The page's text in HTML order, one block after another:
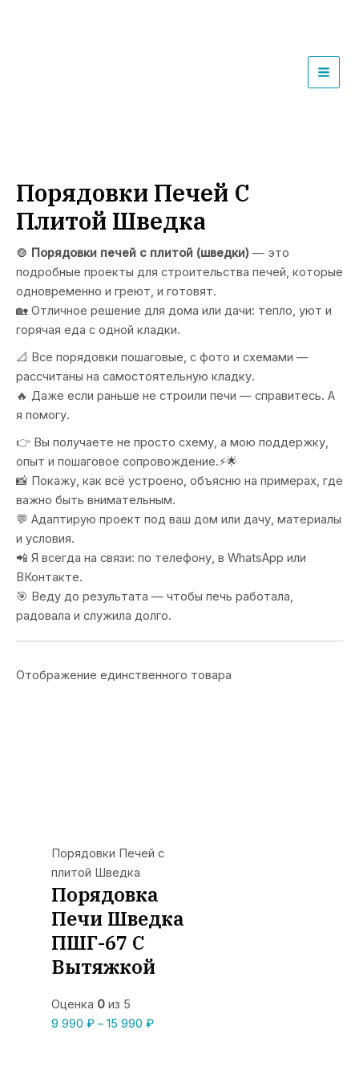
Порядовки Печей С
Плитой Шведка
🍲 Порядовки печей с плитой (шведки) — это
подробные проекты для строительства печей, которые
одновременно и греют, и готовят.
🏡 Отличное решение для дома или дачи: тепло, уют и
горячая еда с одной кладки.
📐 Все порядовки пошаговые, с фото и схемами —
рассчитаны на самостоятельную кладку.
🔥 Даже если раньше не строили печи — справитесь. А
я помогу.
👉 Вы получаете не просто схему, а мою поддержку,
опыт и пошаговое сопровождение.⚡🌟
📸 Покажу, как всё устроено, объясню на примерах, где
важно быть внимательным.
💬 Адаптирую проект под ваш дом или дачу, материалы
и условия.
📲 Я всегда на связи: по телефону, в WhatsApp или
ВКонтакте.
🎯 Веду до результата — чтобы печь работала,
радовала и служила долго.
Отображение единственного товара
Порядовки Печей с
плитой Шведка
Порядовка
Печи Шведка
ПШГ-67 С
Вытяжкой
Оценка 0из 5
9 990 ₽ – 15 990 ₽Диапазон